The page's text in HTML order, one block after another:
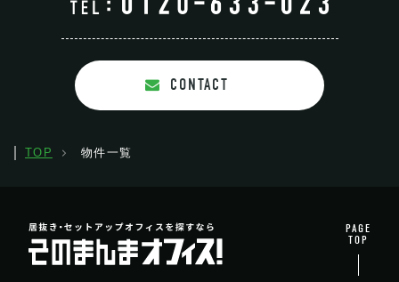
CONTACT
TOP 物件一覧
PAGE
TOP